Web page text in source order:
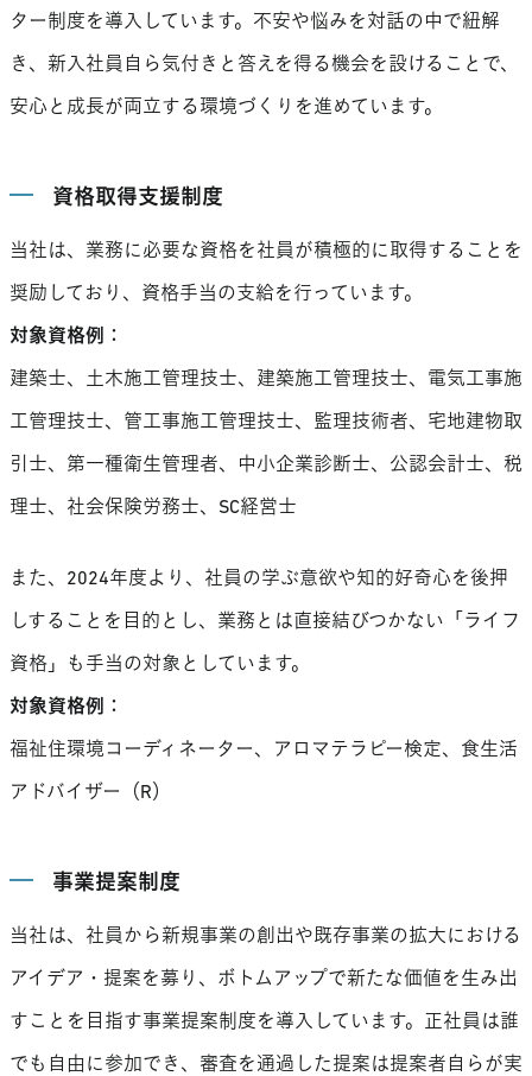
ター制度を導入しています。不安や悩みを対話の中で紐解
き、新入社員自ら気付きと答えを得る機会を設けることで、
安心と成長が両立する環境づくりを進めています。
資格取得支援制度
当社は、業務に必要な資格を社員が積極的に取得することを
奨励しており、資格手当の支給を行っています。
対象資格例：
建築士、土木施工管理技士、建築施工管理技士、電気工事施
工管理技士、管工事施工管理技士、監理技術者、宅地建物取
引士、第一種衛生管理者、中小企業診断士、公認会計士、税
理士、社会保険労務士、SC経営士
また、2024年度より、社員の学ぶ意欲や知的好奇心を後押
しすることを目的とし、業務とは直接結びつかない「ライフ
資格」も手当の対象としています。
対象資格例：
福祉住環境コーディネーター、アロマテラピー検定、食生活
アドバイザー（R）
事業提案制度
当社は、社員から新規事業の創出や既存事業の拡大における
アイデア・提案を募り、ボトムアップで新たな価値を生み出
すことを目指す事業提案制度を導入しています。正社員は誰
でも自由に参加でき、審査を通過した提案は提案者自らが実